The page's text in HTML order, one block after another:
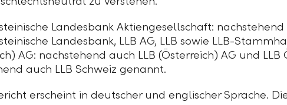
Landesbank Aktiengesellschaft:
Landesbank, LLB AG, LLB sowie LLB-
AG: nachstehend auch LLB (Österreich) AG und LLB
auch LLB Schweiz genannt.
erscheint in deutscher und englischer Sprache.